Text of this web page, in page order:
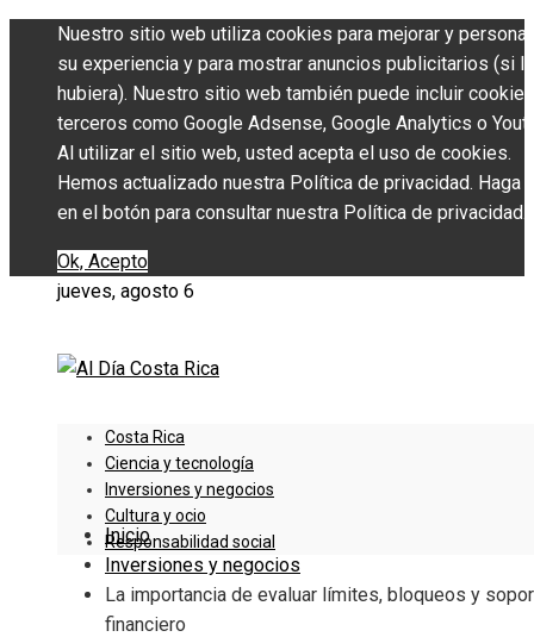
Nuestro sitio web utiliza cookies para mejorar y
su experiencia y para mostrar anuncios publicitarios (si
hubiera). Nuestro sitio web también puede incluir
terceros como Google Adsense, Google Analytics o
Al utilizar el sitio web, usted acepta el uso de cookies.
Hemos actualizado nuestra Política de privacidad. Haga
en el botón para consultar nuestra Política de privacidad.
Ok, Acepto
jueves, agosto 6
Costa Rica
Ciencia y tecnología
Inversiones y negocios
Cultura y ocio
Responsabilidad social
Inicio
Inversiones y negocios
La importancia de evaluar límites, bloqueos y
financiero